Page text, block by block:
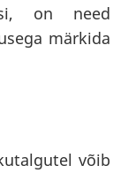
on need
märkida
võib